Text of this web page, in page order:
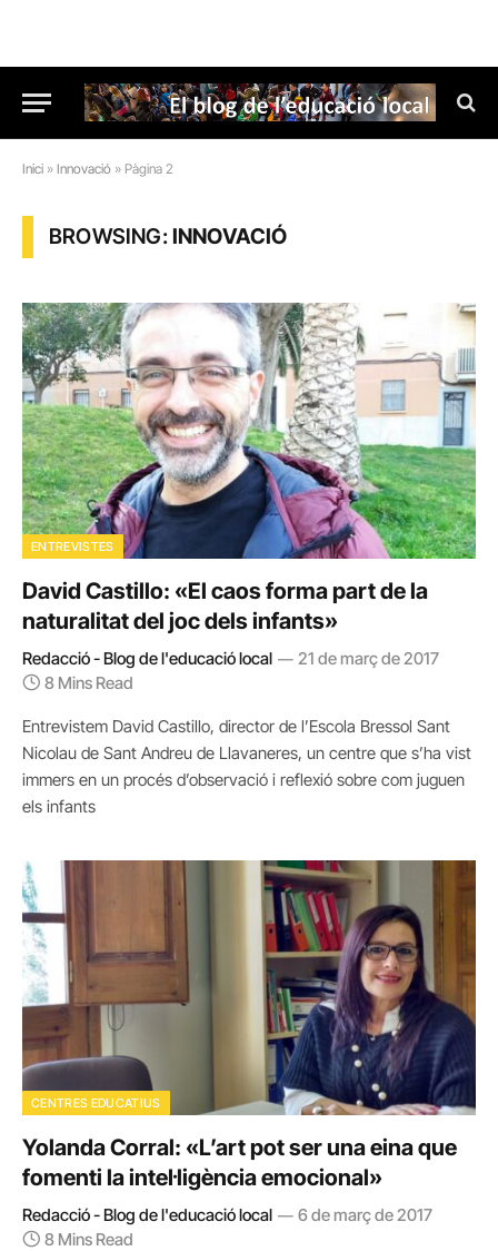
Inici » Innovació » Pàgina 2
BROWSING:INNOVACIÓ
ENTREVISTES
David Castillo: «El caos forma part de la
naturalitat del joc dels infants»
Redacció - Blog de l'educació local
21 de març de 2017
8 Mins Read
Entrevistem David Castillo, director de l’Escola Bressol Sant
Nicolau de Sant Andreu de Llavaneres, un centre que s’ha vist
immers en un procés d’observació i reflexió sobre com juguen
els infants
CENTRES EDUCATIUS
Yolanda Corral: «L’art pot ser una eina que
fomenti la intel·ligència emocional»
Redacció - Blog de l'educació local
6 de març de 2017
8 Mins Read